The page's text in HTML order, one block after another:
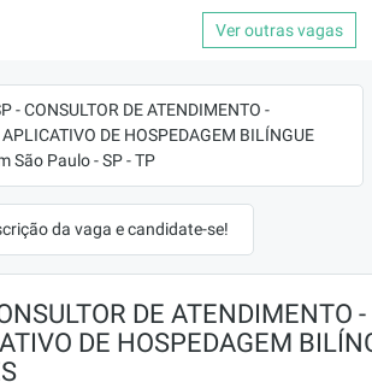
Ver outras vagas
- CONSULTOR DE ATENDIMENTO -
APLICATIVO DE HOSPEDAGEM BILÍNGUE
São Paulo - SP - TP
da vaga e candidate-se!
DE ATENDIMENTO
DE HOSPEDAGEM